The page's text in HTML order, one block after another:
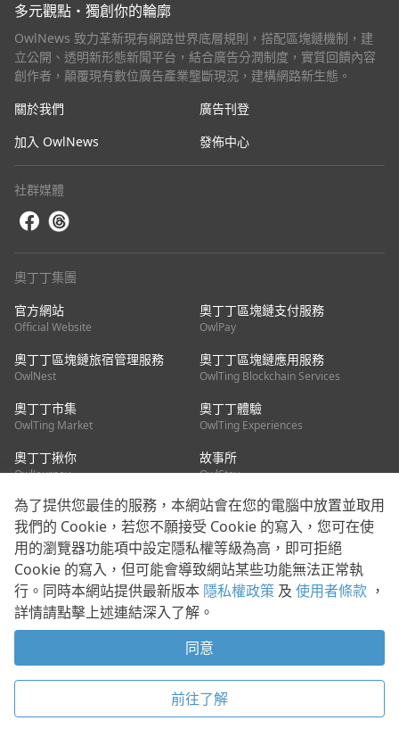
多元觀點・獨創你的輪廓
OwlNews 致力革新現有網路世界底層規則，搭配區塊鏈機制，建
立公開、透明新形態新聞平台，結合廣告分潤制度，實質回饋內容
創作者，顛覆現有數位廣告產業壟斷現況，建構網路新生態。
關於我們
廣告刊登
加入 OwlNews
發佈中心
社群媒體
奧丁丁集團
官方網站
Official Website
奧丁丁區塊鏈支付服務
OwlPay
奧丁丁區塊鏈旅宿管理服務
OwlNest
奧丁丁區塊鏈應用服務
OwlTing Blockchain Services
奧丁丁市集
OwlTing Market
奧丁丁體驗
OwlTing Experiences
奧丁丁揪你
OwlJourney
故事所
OwlStay
聯絡我們
客服信箱：mediapartner@owlting.com
服務信箱 / 廣告洽詢：info_owlnews@owlting.com
媒體合作 / 新聞稿提供：mediapartner@owlting.com
使用者條款 隱私權政策 Cookie 政策
為了提供您最佳的服務，本網站會在您的電腦中放置並取用
我們的 Cookie，若您不願接受 Cookie 的寫入，您可在使
用的瀏覽器功能項中設定隱私權等級為高，即可拒絕
Cookie 的寫入，但可能會導致網站某些功能無法正常執
行。同時本網站提供最新版本 隱私權政策 及 使用者條款 ，
詳情請點擊上述連結深入了解。
同意
前往了解